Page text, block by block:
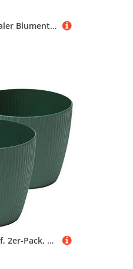
Xanorrg Hexagonaler Blumentopf Innen Und Außenbereich Moderner Dekorativer Pflanzgefäß Für Alle Hauspflanzen Blumen Kräuter Blumentöpfe Mit Entwässerungslöchern Und Untertassen Freien Für Außen
Tymar Blumentopf, 2er-Pack, Runde Form, Übertopf ((2pack) Avocado, ø 10 cm)